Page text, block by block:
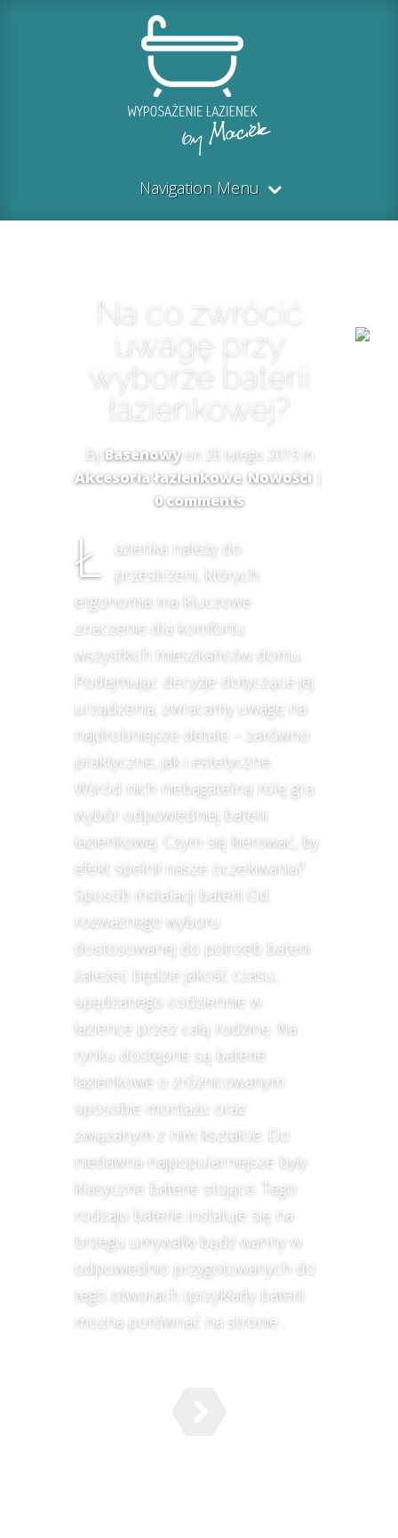
Navigation Menu
Na co zwrócić
uwagę przy
wyborze baterii
łazienkowej?
ByBasenowyon 26 lutego 2019 in
Akcesoria łazienkowe,Nowości|
0 comments
Ł
azienka należy do
przestrzeni, których
ergonomia ma kluczowe
znaczenie dla komfortu
wszystkich mieszkańców domu.
Podejmując decyzje dotyczące jej
urządzenia, zwracamy uwagę na
najdrobniejsze detale – zarówno
praktyczne, jak i estetyczne.
Wśród nich niebagatelną rolę gra
wybór odpowiedniej baterii
łazienkowej. Czym się kierować, by
efekt spełnił nasze oczekiwania?
Sposób instalacji baterii Od
rozważnego wyboru
dostosowanej do potrzeb baterii
zależeć będzie jakość czasu,
spędzanego codziennie w
łazience przez całą rodzinę. Na
rynku dostępne są baterie
łazienkowe o zróżnicowanym
sposobie montażu oraz
związanym z nim kształcie. Do
niedawna najpopularniejsze były
klasyczne baterie stojące. Tego
rodzaju baterie instaluje się na
brzegu umywalki bądź wanny w
odpowiednio przygotowanych do
tego otworach (przykłady baterii
można porównać na stronie...